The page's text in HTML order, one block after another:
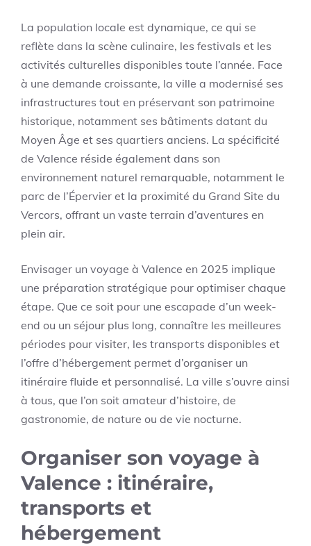
La population locale est dynamique, ce qui se
reflète dans la scène culinaire, les festivals et les
activités culturelles disponibles toute l’année. Face
à une demande croissante, la ville a modernisé ses
infrastructures tout en préservant son patrimoine
historique, notamment ses bâtiments datant du
Moyen Âge et ses quartiers anciens. La spécificité
de Valence réside également dans son
environnement naturel remarquable, notamment le
parc de l’Épervier et la proximité du Grand Site du
Vercors, offrant un vaste terrain d’aventures en
plein air.
Envisager un voyage à Valence en 2025 implique
une préparation stratégique pour optimiser chaque
étape. Que ce soit pour une escapade d’un week-
end ou un séjour plus long, connaître les meilleures
périodes pour visiter, les transports disponibles et
l’offre d’hébergement permet d’organiser un
itinéraire fluide et personnalisé. La ville s’ouvre ainsi
à tous, que l’on soit amateur d’histoire, de
gastronomie, de nature ou de vie nocturne.
Organiser son voyage à
Valence : itinéraire,
transports et
hébergement